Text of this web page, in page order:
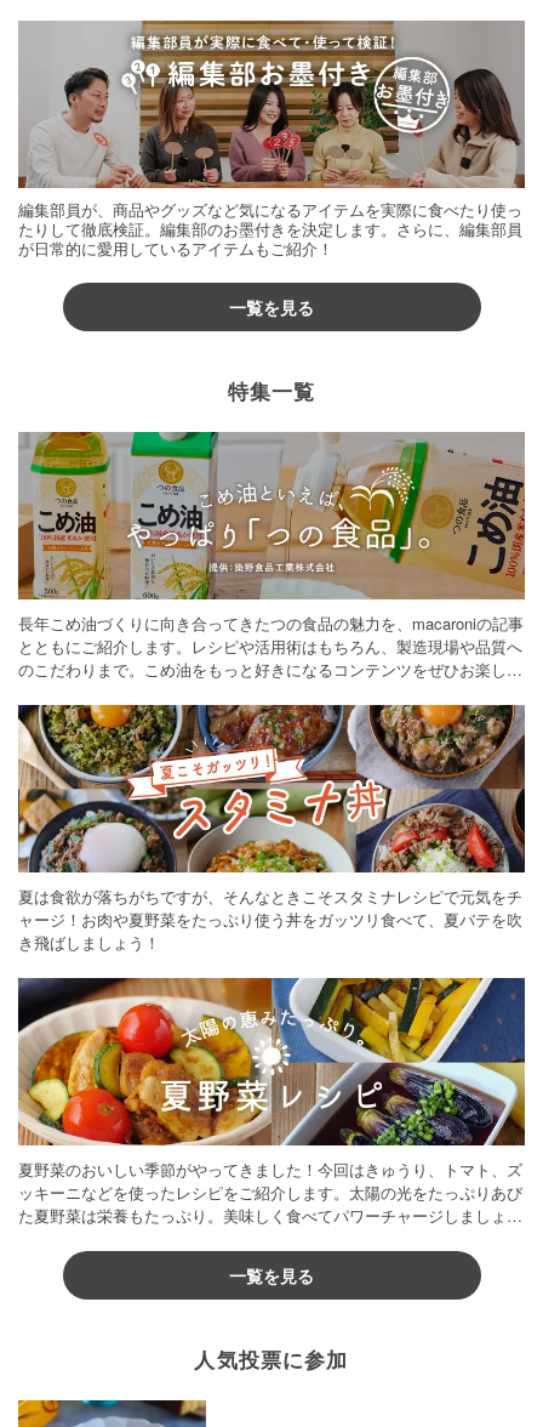
編集部員が、商品やグッズなど気になるアイテムを実際に食べたり使っ
たりして徹底検証。編集部のお墨付きを決定します。さらに、編集部員
が日常的に愛用しているアイテムもご紹介！
一覧を見る
特集一覧
長年こめ油づくりに向き合ってきたつの食品の魅力を、macaroniの記事
とともにご紹介します。レシピや活用術はもちろん、製造現場や品質へ
のこだわりまで。こめ油をもっと好きになるコンテンツをぜひお楽しみ
夏は食欲が落ちがちですが、そんなときこそスタミナレシピで元気をチ
ャージ！お肉や夏野菜をたっぷり使う丼をガッツリ食べて、夏バテを吹
き飛ばしましょう！
夏野菜のおいしい季節がやってきました！今回はきゅうり、トマト、ズ
ッキーニなどを使ったレシピをご紹介します。太陽の光をたっぷりあび
た夏野菜は栄養もたっぷり。美味しく食べてパワーチャージしましょう
一覧を見る
人気投票に参加